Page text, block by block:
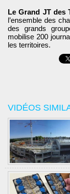
VIDÉOS
Le Grand JT des
l’ensemble des
des grands
mobilise 200
les territoires.